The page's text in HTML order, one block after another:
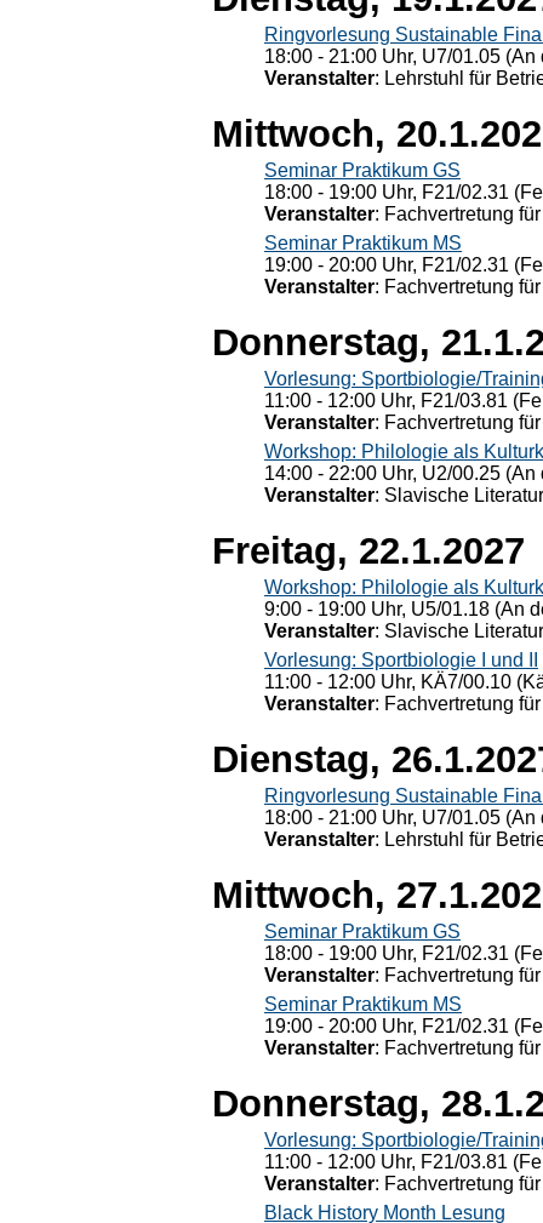
Ringvorlesung Sustainable
18:00 - 21:00 Uhr, U7/01.05
Veranstalter: Lehrstuhl für
Mittwoch,
Seminar Praktikum GS
18:00 - 19:00 Uhr, F21/02.31
Veranstalter: Fachvertretung
Seminar Praktikum MS
19:00 - 20:00 Uhr, F21/02.31
Veranstalter: Fachvertretung
Donnerstag,
Vorlesung: Sportbiologie/
11:00 - 12:00 Uhr, F21/03.81
Veranstalter: Fachvertretung
Workshop: Philologie als
14:00 - 22:00 Uhr, U2/00.25
Veranstalter: Slavische
Freitag, 22.1.2027
Workshop: Philologie als
9:00 - 19:00 Uhr, U5/01.18 (An
Veranstalter: Slavische
Vorlesung: Sportbiologie I und II
11:00 - 12:00 Uhr, KÄ7/00.10
Veranstalter: Fachvertretung
Dienstag,
Ringvorlesung Sustainable
18:00 - 21:00 Uhr, U7/01.05
Veranstalter: Lehrstuhl für
Mittwoch,
Seminar Praktikum GS
18:00 - 19:00 Uhr, F21/02.31
Veranstalter: Fachvertretung
Seminar Praktikum MS
19:00 - 20:00 Uhr, F21/02.31
Veranstalter: Fachvertretung
Donnerstag,
Vorlesung: Sportbiologie/
11:00 - 12:00 Uhr, F21/03.81
Veranstalter: Fachvertretung
Black History Month Lesung